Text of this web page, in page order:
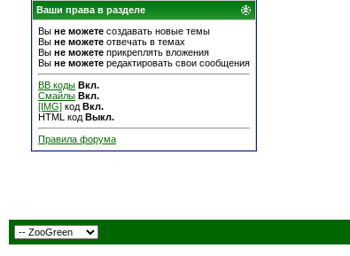
Ваши права в разделе
Вы не можете создавать новые темы
Вы не можете отвечать в темах
Вы не можете прикреплять вложения
Вы не можете редактировать свои сообщения
BB коды Вкл.
Смайлы Вкл.
[IMG] код Вкл.
HTML код Выкл.
Правила форума